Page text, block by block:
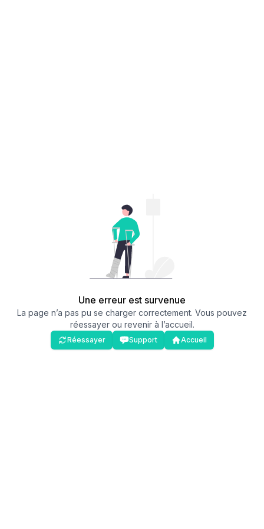
Une erreur est survenue
La page n’a pas pu se charger correctement. Vous pouvez
réessayer ou revenir à l’accueil.
Réessayer Support Accueil